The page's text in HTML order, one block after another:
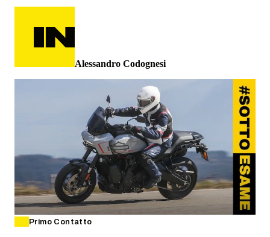
Alessandro Codognesi
Primo Contatto